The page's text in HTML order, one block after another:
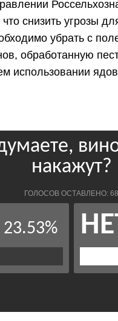
снизить угрозы
убрать с
обработанную
использовании